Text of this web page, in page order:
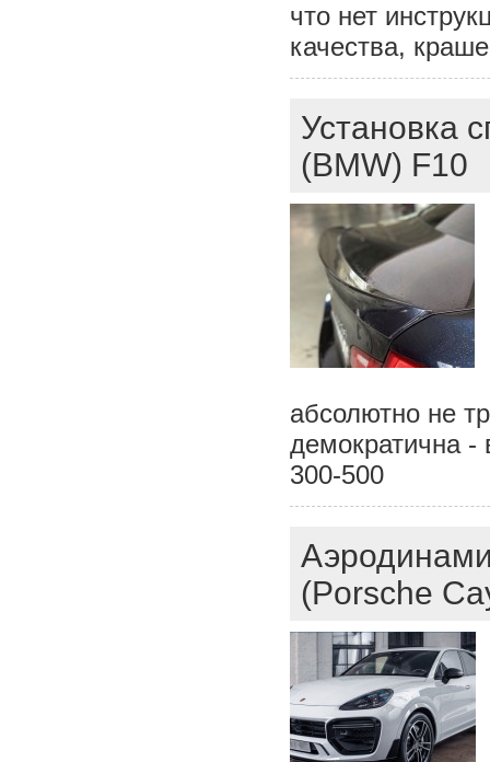
что нет
качества,
Установка
(BMW) F10
абсолютно не
демократична -
300-500
(Porsche